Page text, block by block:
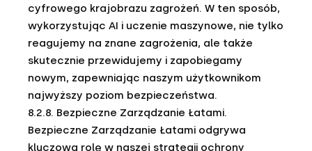
cyfrowego krajobrazu zagrożeń. W ten sposób,
wykorzystując AI i uczenie maszynowe, nie tylko
reagujemy na znane zagrożenia, ale także
skutecznie przewidujemy i zapobiegamy
nowym, zapewniając naszym użytkownikom
najwyższy poziom bezpieczeństwa.
8.2.8. Bezpieczne Zarządzanie Łatami.
Bezpieczne Zarządzanie Łatami odgrywa
kluczową rolę w naszej strategii ochrony